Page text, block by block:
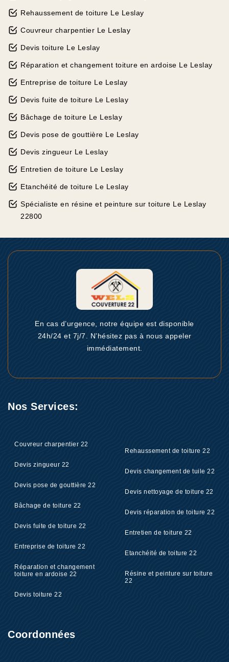
Rehaussement de toiture Le Leslay
Couvreur charpentier Le Leslay
Devis toiture Le Leslay
Réparation et changement toiture en ardoise Le Leslay
Entreprise de toiture Le Leslay
Devis fuite de toiture Le Leslay
Bâchage de toiture Le Leslay
Devis pose de gouttière Le Leslay
Devis zingueur Le Leslay
Entretien de toiture Le Leslay
Etanchéité de toiture Le Leslay
Spécialiste en résine et peinture sur toiture Le Leslay
22800
En cas d’urgence, notre équipe est disponible
24h/24 et 7j/7. N’hésitez pas à nous appeler
immédiatement.
Nos Services:
Couvreur charpentier 22
Devis zingueur 22
Devis pose de gouttière 22
Bâchage de toiture 22
Devis fuite de toiture 22
Entreprise de toiture 22
Réparation et changement
toiture en ardoise 22
Devis toiture 22
Rehaussement de toiture 22
Devis changement de tuile 22
Devis nettoyage de toiture 22
Devis réparation de toiture 22
Entretien de toiture 22
Etanchéité de toiture 22
Résine et peinture sur toiture
22
Coordonnées